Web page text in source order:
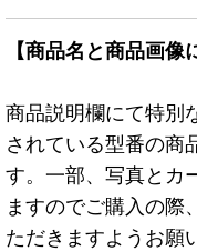
【商品名と商品画像
商品説明欄にて特別
されている型番の商
す。一部、写真とカ
ますのでご購入の際
ただきますようお願